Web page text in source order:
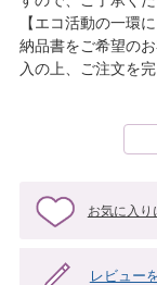
【エコ活動の一環
納品書をご希望の
入の上、ご注文を
お気に入り
レビュー